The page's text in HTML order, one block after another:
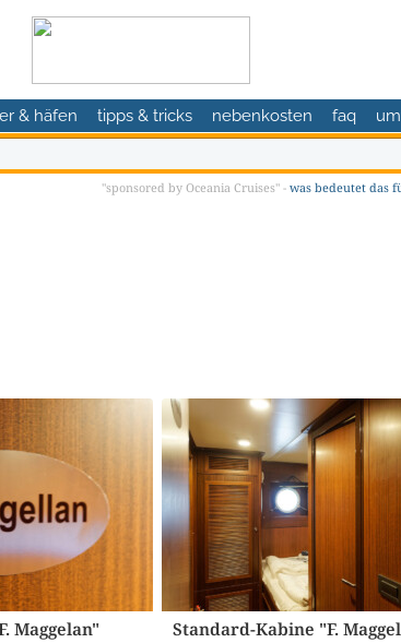
& häfen tipps & tricks nebenkosten faq
"sponsored by Oceania Cruises" - was bedeutet das
Maggelan" Standard-Kabine "F.